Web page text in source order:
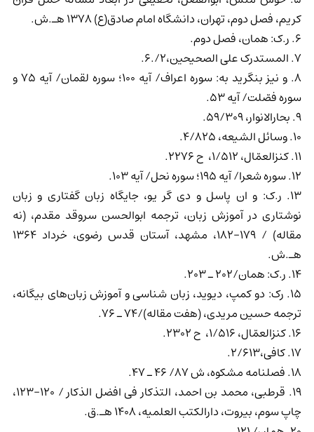
کریم، فصل دوم، تهران، دانشگاه امام صادق(ع) 1378 هـ.ش.
6. ر.ک: همان، فصل دوم.
7. المستدرک علی الصحیحین،2/.6.
8. و نیز بنگرید به: سوره اعراف/ آیه 100؛ سوره لقمان/ آیه 75 و
سوره فصّلت/ آیه 53.
9. بحارالانوار، 59/309.
10. وسائل الشیعه، 4/825.
11. کنزالعمّال، 1/512، ح 2276.
12. سوره شعرا/ آیه 195؛ سوره نحل/ آیه 103.
13. ر.ک: و ان پاسل و دی گر یو، جایگاه زبان گفتاری و زبان
نوشتاری در آموزش زبان، ترجمه ابوالحسن سروقد مقدم، (نه
مقاله) / 179-182، مشهد، آستان قدس رضوی، خرداد 1364
هـ.ش.
14. ر.ک: همان/202 ـ 203.
15. رک: دو کمپ، دیوید، زبان شناسی و آموزش زبان‌های بیگانه،
ترجمه حسین مریدی، (هفت مقاله)/74 ـ 76.
16. کنزالعمّال، 1/516، ح 2302.
17. کافی،2/613.
18. فصلنامه مشکوه، ش 87/ 46 ـ 47.
19. قرطبی، محمد بن احمد، التذکار فی افضل الذکار / 120-123،
چاپ سوم، بیروت، دارالکتب العلمیه، 1408 هـ.ق.